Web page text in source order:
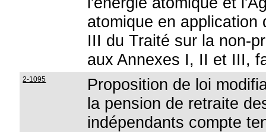
atomique en
III du Traité sur la non-
aux Annexes I, II et III,
2-1095
Proposition de loi
la pension de retraite
indépendants compte